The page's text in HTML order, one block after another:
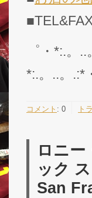
゜・*:.。
*:.。..。.:*
コメント : 0 ト
ロニ
ック
San